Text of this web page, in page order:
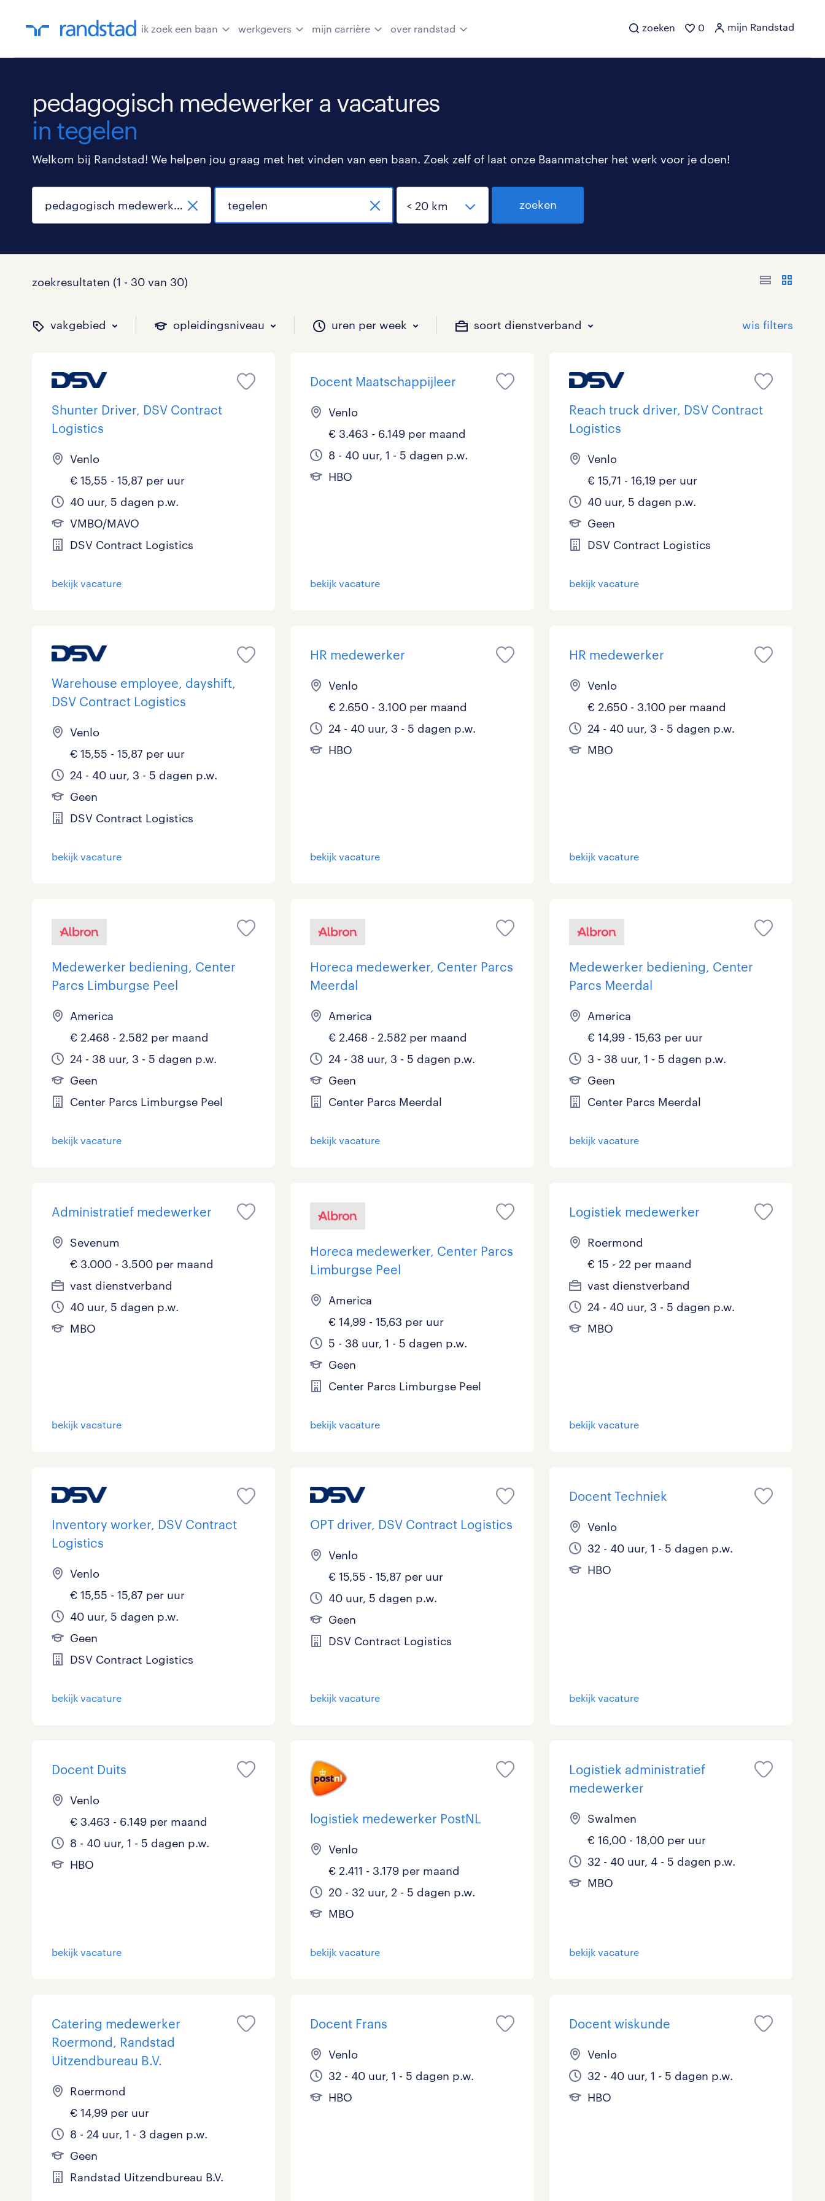
ik zoek een baan werkgevers mijn carrière over randstad zoeken 0 mijn Randstad
pedagogisch medewerker a vacatures
in tegelen
Welkom bij Randstad! We helpen jou graag met het vinden van een baan. Zoek zelf of laat onze Baanmatcher het werk voor je doen!
zoeken
zoekresultaten (1 - 30 van 30)
vakgebied opleidingsniveau uren per week soort dienstverband
binnen welk vakgebied wil je werken?
Administratief Beveiliging 0 Bouw
Callcenter / Contactcenter Chauffeurs Commercieel / Verkoop 1
Engineering 0 Horeca / Catering 4
ICT Juridisch 0
Secretarieel Supply chain & procurement Techniek 0
Webcare 0 Zorg / Verpleging
op welk niveau zoek je vacatures?
Basisonderwijs Geen 12 HAVO/VWO
HBO 8 LBO, MAVO, VMBO
MBO, HAVO, VWO 0 Ondersteunend onderwijs 0
VMBO/MAVO
hoeveel uren per week wil je werken?
0 - 8 uur 9 - 16 uur 2 17 - 24 uur 9
25 - 32 uur 5 33 - 36 uur 37 - 40+ uur 9
toon 30 resultaten
welk soort dienstverband zou jij willen?
Detachering Tijdelijk 8 Tijdelijk met uitzicht op vast
Vast 4
toon 30 resultaten
Shunter Driver, DSV Contract
Logistics
Venlo
€ 15,55 - 15,87 per uur
40 uur, 5 dagen p.w.
VMBO/MAVO
DSV Contract Logistics
bekijk vacature
Docent Maatschappijleer
Venlo
€ 3.463 - 6.149 per maand
8 - 40 uur, 1 - 5 dagen p.w.
HBO
bekijk vacature
Reach truck driver, DSV Contract
Logistics
Venlo
€ 15,71 - 16,19 per uur
40 uur, 5 dagen p.w.
Geen
DSV Contract Logistics
bekijk vacature
Warehouse employee, dayshift,
DSV Contract Logistics
Venlo
€ 15,55 - 15,87 per uur
24 - 40 uur, 3 - 5 dagen p.w.
Geen
DSV Contract Logistics
bekijk vacature
HR medewerker
Venlo
€ 2.650 - 3.100 per maand
24 - 40 uur, 3 - 5 dagen p.w.
HBO
bekijk vacature
HR medewerker
Venlo
€ 2.650 - 3.100 per maand
24 - 40 uur, 3 - 5 dagen p.w.
MBO
bekijk vacature
Medewerker bediening, Center
Parcs Limburgse Peel
America
€ 2.468 - 2.582 per maand
24 - 38 uur, 3 - 5 dagen p.w.
Geen
Center Parcs Limburgse Peel
bekijk vacature
Horeca medewerker, Center Parcs
Meerdal
America
€ 2.468 - 2.582 per maand
24 - 38 uur, 3 - 5 dagen p.w.
Geen
Center Parcs Meerdal
bekijk vacature
Medewerker bediening, Center
Parcs Meerdal
America
€ 14,99 - 15,63 per uur
3 - 38 uur, 1 - 5 dagen p.w.
Geen
Center Parcs Meerdal
bekijk vacature
Administratief medewerker
Sevenum
€ 3.000 - 3.500 per maand
vast dienstverband
40 uur, 5 dagen p.w.
MBO
bekijk vacature
Horeca medewerker, Center Parcs
Limburgse Peel
America
€ 14,99 - 15,63 per uur
5 - 38 uur, 1 - 5 dagen p.w.
Geen
Center Parcs Limburgse Peel
bekijk vacature
Logistiek medewerker
Roermond
€ 15 - 22 per maand
vast dienstverband
24 - 40 uur, 3 - 5 dagen p.w.
MBO
bekijk vacature
Inventory worker, DSV Contract
Logistics
Venlo
€ 15,55 - 15,87 per uur
40 uur, 5 dagen p.w.
Geen
DSV Contract Logistics
bekijk vacature
OPT driver, DSV Contract Logistics
Venlo
€ 15,55 - 15,87 per uur
40 uur, 5 dagen p.w.
Geen
DSV Contract Logistics
bekijk vacature
Docent Techniek
Venlo
32 - 40 uur, 1 - 5 dagen p.w.
HBO
bekijk vacature
Docent Duits
Venlo
€ 3.463 - 6.149 per maand
8 - 40 uur, 1 - 5 dagen p.w.
HBO
bekijk vacature
logistiek medewerker PostNL
Venlo
€ 2.411 - 3.179 per maand
20 - 32 uur, 2 - 5 dagen p.w.
MBO
bekijk vacature
Logistiek administratief
medewerker
Swalmen
€ 16,00 - 18,00 per uur
32 - 40 uur, 4 - 5 dagen p.w.
MBO
bekijk vacature
Catering medewerker
Roermond, Randstad
Uitzendbureau B.V.
Roermond
€ 14,99 per uur
8 - 24 uur, 1 - 3 dagen p.w.
Geen
Randstad Uitzendbureau B.V.
Docent Frans
Venlo
32 - 40 uur, 1 - 5 dagen p.w.
HBO
Docent wiskunde
Venlo
32 - 40 uur, 1 - 5 dagen p.w.
HBO